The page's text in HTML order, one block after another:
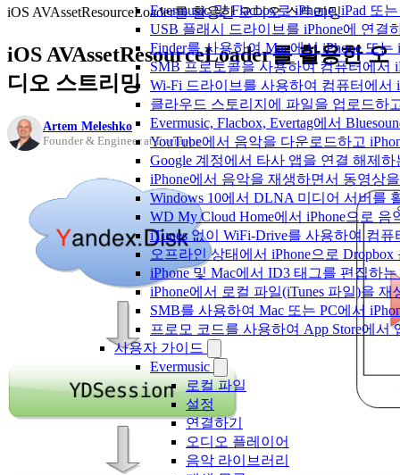
Evermusic 및 Flacbox로 iPhone, iPad
USB 플래시 드라이브를 iPhone에 연
Finder를 사용하여 Mac에서 iPhone 또
SMB 프로토콜을 사용하여 컴퓨터에서
Wi-Fi 드라이브를 사용하여 컴퓨터에서
클라우드 스토리지에 파일을 업로드하
Evermusic, Flacbox, Evertag에서
YouTube에서 음악을 다운로드하고
Google 계정에서 타사 앱을 연결 해제하
iPhone에서 음악을 재생하면서 동영상
Windows 10에서 DLNA 미디어 서버를
WD My Cloud Home에서 iPhone으로
iTunes 없이 WiFi-Drive를 사용하여 컴
오프라인 상태에서 iPhone으로
iPhone 및 Mac에서 ID3 태그를 편집하
iPhone에서 로컬 파일(iTunes 파일)을 재
SMB를 사용하여 Mac 또는 PC에서
프로모 코드를 사용하여 App Store에
사용자 가이드
Evermusic
로컬 파일
설정
연결하기
오디오 플레이어
음악 라이브러리
iOS AVAssetResourceLoader를 활용한 오디오 스트리밍
iOS AVAssetResourceLoader를 활용한 오
디오 스트리밍
Artem Meleshko
Founder & Engineer at Everappz